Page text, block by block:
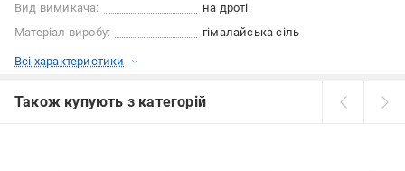
Вид вимикача:
на дроті
Матеріал виробу:
гімалайська сіль
Всі характеристики
Також купують з категорій